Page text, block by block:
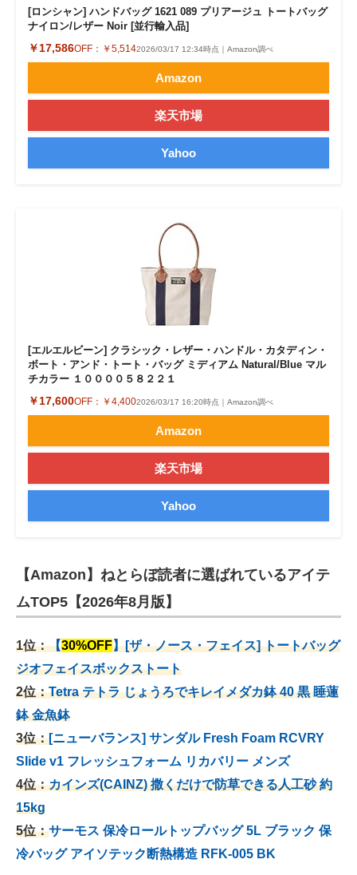
[ロンシャン] ハンドバッグ 1621 089 プリアージュ トートバッグ
ナイロン/レザー Noir [並行輸入品]
￥17,586OFF： ￥5,5142026/03/17 12:34時点｜Amazon調べ
Amazon
楽天市場
Yahoo
[エルエルビーン] クラシック・レザー・ハンドル・カタディン・
ボート・アンド・トート・バッグ ミディアム Natural/Blue マル
チカラー １００００５８２２１
￥17,600OFF： ￥4,4002026/03/17 16:20時点｜Amazon調べ
Amazon
楽天市場
Yahoo
【Amazon】ねとらぼ読者に選ばれているアイテ
ムTOP5【2026年8月版】
1位：【30%OFF】[ザ・ノース・フェイス] トートバッグ
ジオフェイスボックストート
2位：Tetra テトラ じょうろでキレイメダカ鉢 40 黒 睡蓮
鉢 金魚鉢
3位：[ニューバランス] サンダル Fresh Foam RCVRY
Slide v1 フレッシュフォーム リカバリー メンズ
4位：カインズ(CAINZ) 撒くだけで防草できる人工砂 約
15kg
5位：サーモス 保冷ロールトップバッグ 5L ブラック 保
冷バッグ アイソテック断熱構造 RFK-005 BK